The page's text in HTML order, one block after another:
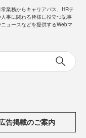
業務からキャリアパス、HRテ
事に関わる皆様に役立つ記事
ニュースなどを提供するWebマ
告掲載のご案内